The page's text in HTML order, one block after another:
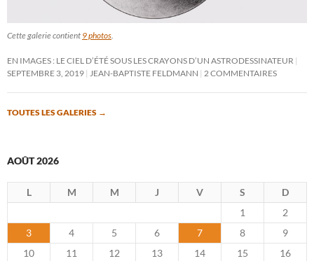
Cette galerie contient 9 photos.
EN IMAGES : LE CIEL D’ÉTÉ SOUS LES CRAYONS D’UN ASTRODESSINATEUR
SEPTEMBRE 3, 2019 JEAN-BAPTISTE FELDMANN 2 COMMENTAIRES
TOUTES LES GALERIES →
AOÛT 2026
L M M J V S
D
1
2
3
4 5 6 7 8
9
10
11 12 13 14 15 16